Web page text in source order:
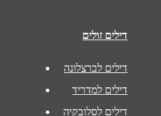
דילים זולים
דילים לברצלונה
דילים למדריד
דילים לסלובקיה